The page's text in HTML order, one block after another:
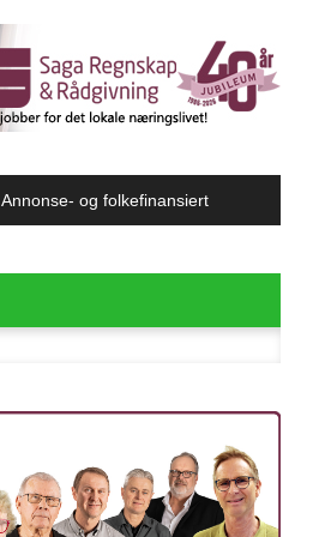
Annonse- og folkefinansiert